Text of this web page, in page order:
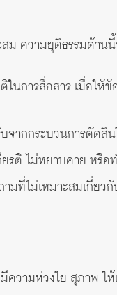
สม ความยุติธรรมด้า
นการสื่อสาร เมื่อให้
จากกระบวนการตัดสิน
รติ ไม่หยาบคาย หรือ
ที่ไม่เหมาะสมเกี่ยว
วามห่วงใย สุภาพ ใ